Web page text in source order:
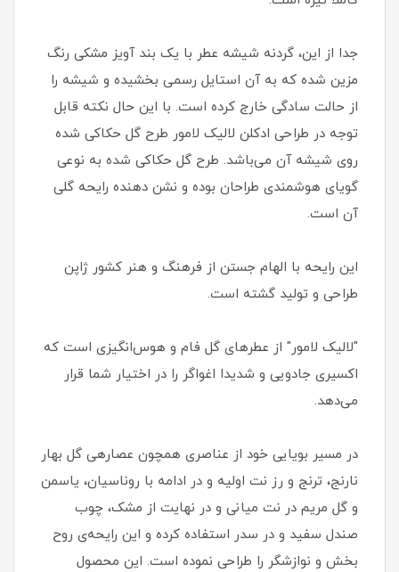
جدا از این، گردنه شیشه عطر با یک بند آویز مشکی رنگ
مزین شده که به آن استایل رسمی بخشیده و شیشه را
از حالت سادگی خارج کرده است. با این حال نکته قابل
توجه در طراحی ادکلن لالیک لامور طرح گل حکاکی شده
روی شیشه آن می‌باشد. طرح گل حکاکی شده به نوعی
گویای هوشمندی طراحان بوده و نشن دهنده رایحه گلی
آن است.
این رایحه با الهام جستن از فرهنگ و هنر کشور ژاپن
طراحی و تولید گشته است.
"لالیک لامور" از عطرهای گل فام و هوس‌انگیزی است که
اکسیری جادویی و شدیدا اغواگر را در اختیار شما قرار
می‌دهد.
در مسیر بویایی خود از عناصری همچون عصارهی گل بهار
نارنج، ترنج و رز نت اولیه و در ادامه با روناسیان، یاسمن
و گل مریم در نت میانی و در نهایت از مشک، چوب
صندل سفید و در سدر استفاده کرده و این رایحه‌ی روح
بخش و نوازشگر را طراحی نموده است. این محصول